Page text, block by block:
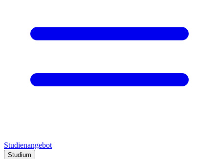
Studienangebot
Studium